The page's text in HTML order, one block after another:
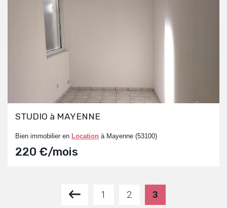
STUDIO à MAYENNE
Bien immobilier en Location à Mayenne (53100)
220 €/mois
1 2 3